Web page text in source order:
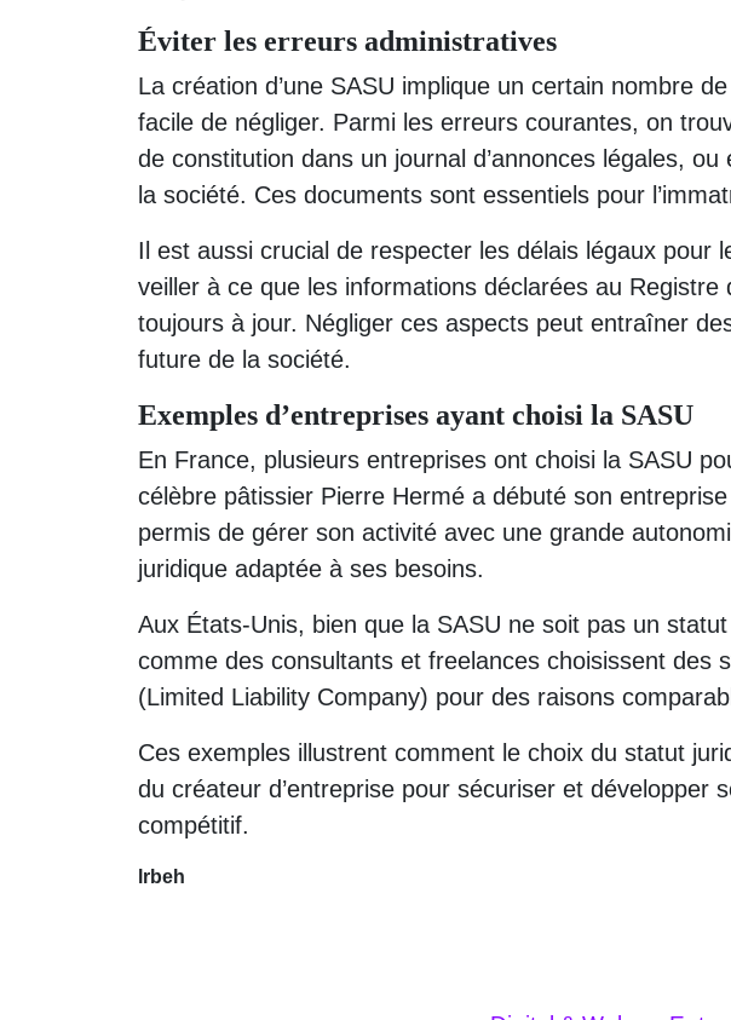
Éviter les erreurs administratives
La création d’une SASU implique un certain nombre
facile de négliger. Parmi les erreurs courantes, on
de constitution dans un journal d’annonces légales,
la société. Ces documents sont essentiels pour
Il est aussi crucial de respecter les délais légaux pour
veiller à ce que les informations déclarées au
toujours à jour. Négliger ces aspects peut entraîner
future de la société.
Exemples d’entreprises ayant choisi la SASU
En France, plusieurs entreprises ont choisi la SASU
célèbre pâtissier Pierre Hermé a débuté son
permis de gérer son activité avec une grande
juridique adaptée à ses besoins.
Aux États-Unis, bien que la SASU ne soit pas un
comme des consultants et freelances choisissent des
(Limited Liability Company) pour des raisons
Ces exemples illustrent comment le choix du statut
du créateur d’entreprise pour sécuriser et développer
compétitif.
lrbeh